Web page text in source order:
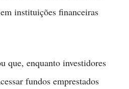
instituições financeiras
que, enquanto investidores
fundos emprestados